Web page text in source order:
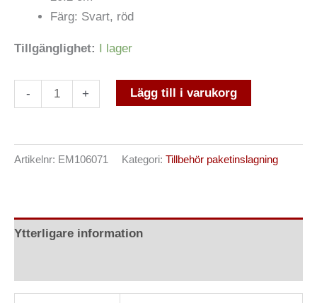
Färg: Svart, röd
Tillgänglighet: I lager
- + Lägg till i varukorg
Artikelnr: EM106071 Kategori: Tillbehör paketinslagning
Ytterligare information